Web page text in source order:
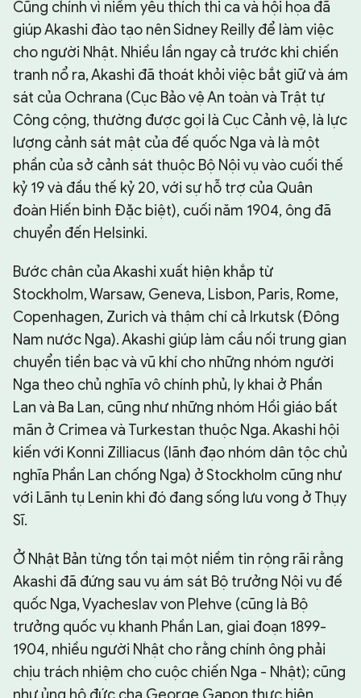
Cũng chính vì niềm yêu thích thi ca và hội họa đã
giúp Akashi đào tạo nên Sidney Reilly để làm việc
cho người Nhật. Nhiều lần ngay cả trước khi chiến
tranh nổ ra, Akashi đã thoát khỏi việc bắt giữ và ám
sát của Ochrana (Cục Bảo vệ An toàn và Trật tự
Công cộng, thường được gọi là Cục Cảnh vệ, là lực
lượng cảnh sát mật của đế quốc Nga và là một
phần của sở cảnh sát thuộc Bộ Nội vụ vào cuối thế
kỷ 19 và đầu thế kỷ 20, với sự hỗ trợ của Quân
đoàn Hiến binh Đặc biệt), cuối năm 1904, ông đã
chuyển đến Helsinki.
Bước chân của Akashi xuất hiện khắp từ
Stockholm, Warsaw, Geneva, Lisbon, Paris, Rome,
Copenhagen, Zurich và thậm chí cả Irkutsk (Đông
Nam nước Nga). Akashi giúp làm cầu nối trung gian
chuyển tiền bạc và vũ khí cho những nhóm người
Nga theo chủ nghĩa vô chính phủ, ly khai ở Phần
Lan và Ba Lan, cũng như những nhóm Hồi giáo bất
mãn ở Crimea và Turkestan thuộc Nga. Akashi hội
kiến với Konni Zilliacus (lãnh đạo nhóm dân tộc chủ
nghĩa Phần Lan chống Nga) ở Stockholm cũng như
với Lãnh tụ Lenin khi đó đang sống lưu vong ở Thụy
Sĩ.
Ở Nhật Bản từng tồn tại một niềm tin rộng rãi rằng
Akashi đã đứng sau vụ ám sát Bộ trưởng Nội vụ đế
quốc Nga, Vyacheslav von Plehve (cũng là Bộ
trưởng quốc vụ khanh Phần Lan, giai đoạn 1899-
1904, nhiều người Nhật cho rằng chính ông phải
chịu trách nhiệm cho cuộc chiến Nga - Nhật); cũng